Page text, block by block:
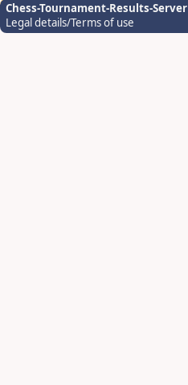
Chess-Tournament-Results-Server
Legal details/Terms of use